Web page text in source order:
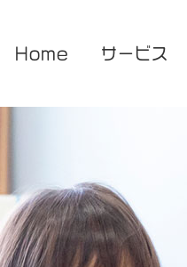
Home サービス
医療的ケア対応型児童発達支援
放課後等デイサービス
あまね